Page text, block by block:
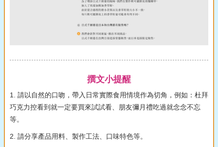
撰文小提醒
1. 請以自然的口吻，帶入日常實際食用情境作為切角，例如：杜拜
巧克力控看到就一定要買來試試看、朋友彌月禮吃過就念念不忘
等。
2. 請分享產品用料、製作工法、口味特色等。